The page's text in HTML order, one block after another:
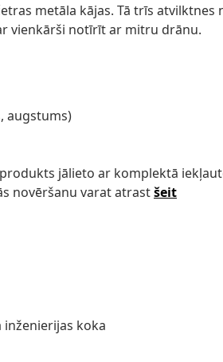
metāla kājas. Tā trīs atvilktnes
vienkārši notīrīt ar mitru drānu.
augstums)
jālieto ar komplektā
novēršanu varat atrastšeit
koka